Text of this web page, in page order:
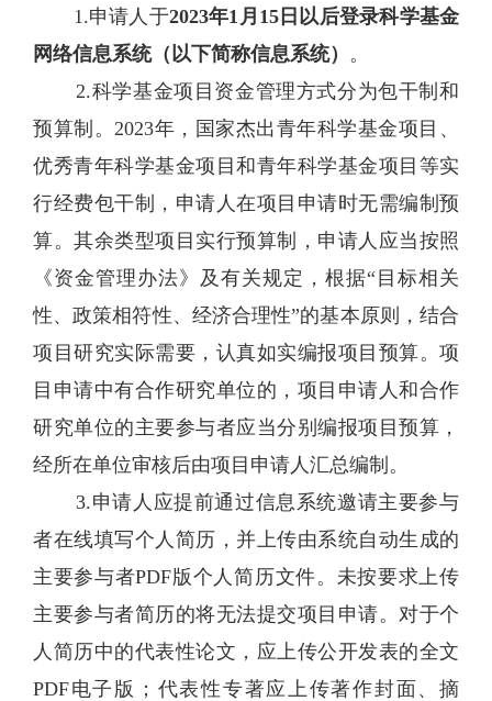
1.申请人于2023年1月15日以后登录科学基金
网络信息系统（以下简称信息系统） 。
2.科学基金项目资金管理方式分为包干制和
预算制。2023年，国家杰出青年科学基金项目、
优秀青年科学基金项目和青年科学基金项目等实
行经费包干制，申请人在项目申请时无需编制预
算。其余类型项目实行预算制，申请人应当按照
《资金管理办法》及有关规定，根据“目标相关
性、政策相符性、经济合理性”的基本原则，结合
项目研究实际需要，认真如实编报项目预算。项
目申请中有合作研究单位的，项目申请人和合作
研究单位的主要参与者应当分别编报项目预算，
经所在单位审核后由项目申请人汇总编制。
3.申请人应提前通过信息系统邀请主要参与
者在线填写个人简历，并上传由系统自动生成的
主要参与者PDF版个人简历文件。未按要求上传
主要参与者简历的将无法提交项目申请。对于个
人简历中的代表性论文，应上传公开发表的全文
PDF电子版；代表性专著应上传著作封面、摘